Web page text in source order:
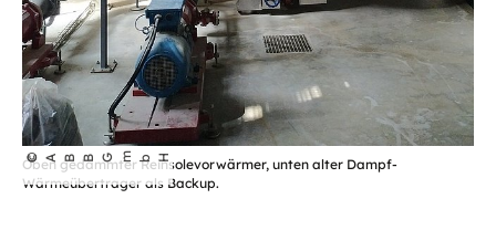
© CABB Gm bH
Oben gedämmter Reinsolevorwärmer, unten alter Dampf-
Wärmeübertrager als Backup.